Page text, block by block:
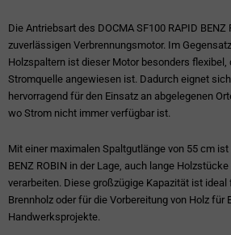
Die Antriebsart des DOCMA SF100 RAPID
zuverlässigen Verbrennungsmotor. Im
Holzspaltern ist dieser Motor besonders
Stromquelle angewiesen ist. Dadurch eignet
hervorragend für den Einsatz an abgelegenen
wo Strom nicht immer verfügbar ist.
Mit einer maximalen Spaltgutlänge von 55 cm ist
BENZ ROBIN in der Lage, auch lange
verarbeiten. Diese großzügige Kapazität ist
Brennholz oder für die Vorbereitung von Holz für
Handwerksprojekte.